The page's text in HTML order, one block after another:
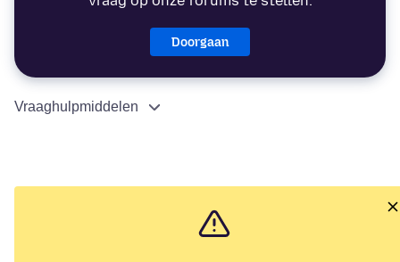
Doorgaan
Vraaghulpmiddelen